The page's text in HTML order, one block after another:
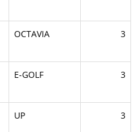
OCTAVIA 3
E-GOLF 3
UP 3